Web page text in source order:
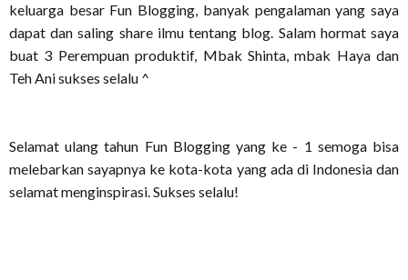
keluarga besar Fun Blogging, banyak pengalaman yang saya
dapat dan saling share ilmu tentang blog. Salam hormat saya
buat 3 Perempuan produktif, Mbak Shinta, mbak Haya dan
Teh Ani sukses selalu ^
Selamat ulang tahun Fun Blogging yang ke - 1 semoga bisa
melebarkan sayapnya ke kota-kota yang ada di Indonesia dan
selamat menginspirasi. Sukses selalu!